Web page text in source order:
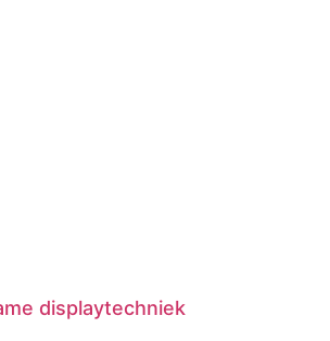
displaytechniek